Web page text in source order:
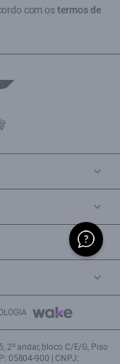
com ostermos de
2º andar, bloco C/E/G, Piso
05804-900 | CNPJ: